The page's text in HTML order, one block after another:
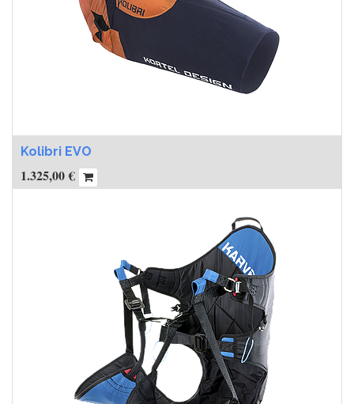
Kolibri EVO
1.325,00€